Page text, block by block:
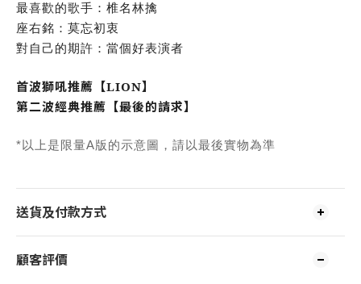
最喜歡的歌手：椎名林擒
座右銘：莫忘初衷
對自己的期許：當個好表演者
首波獅吼推薦【LION】
第二波經典推薦【最後的請求】
*以上是限量A版的示意圖，請以最後實物為準
送貨及付款方式
顧客評價